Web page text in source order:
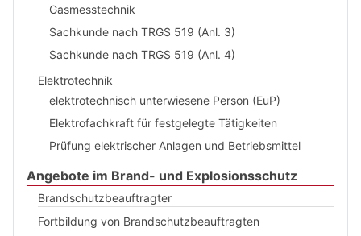
Gasmesstechnik
Sachkunde nach TRGS 519 (Anl. 3)
Sachkunde nach TRGS 519 (Anl. 4)
Elektrotechnik
elektrotechnisch unterwiesene Person (EuP)
Elektrofachkraft für festgelegte Tätigkeiten
Prüfung elektrischer Anlagen und Betriebsmittel
Angebote im Brand- und Explosionsschutz
Brandschutzbeauftragter
Fortbildung von Brandschutzbeauftragten